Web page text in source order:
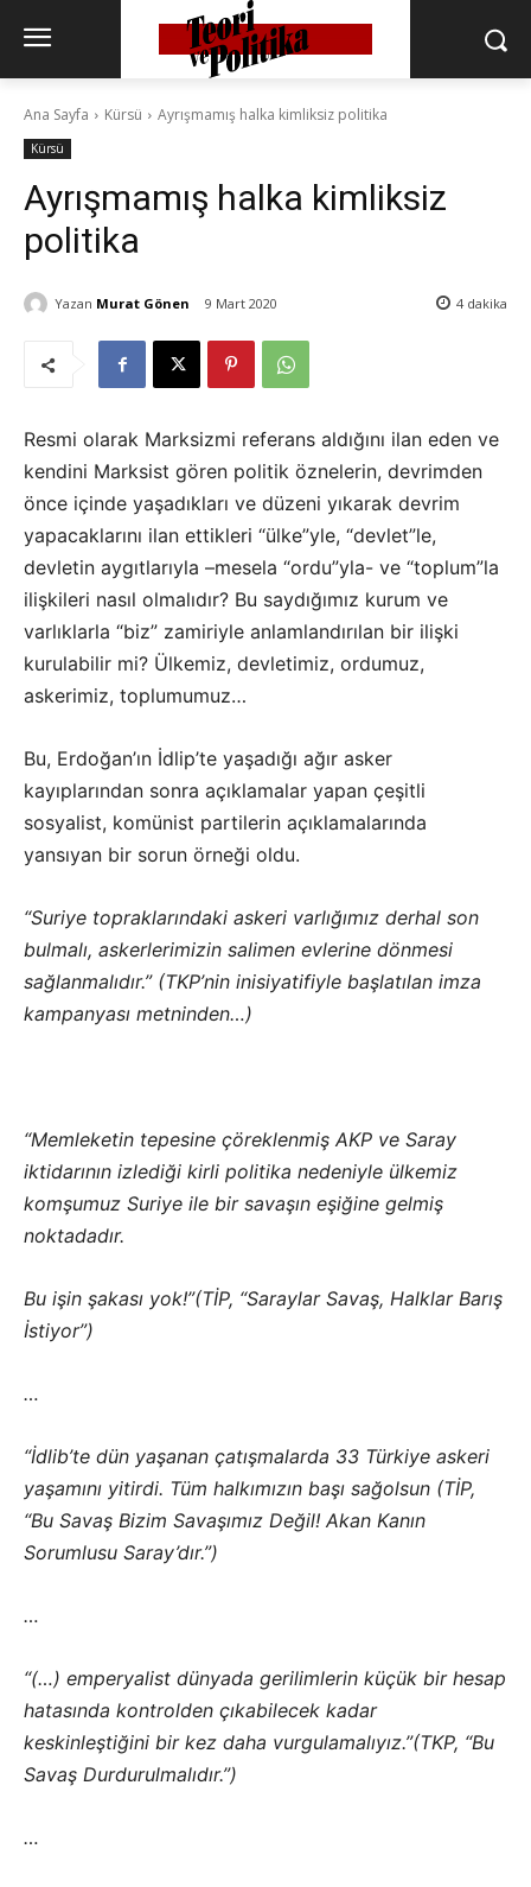
Ana Sayfa Kürsü Ayrışmamış halka kimliksiz politika
Kürsü
Ayrışmamış halka kimliksiz
politika
Yazan Murat Gönen 9 Mart 2020 4 dakika
Resmi olarak Marksizmi referans aldığını ilan eden ve
kendini Marksist gören politik öznelerin, devrimden
önce içinde yaşadıkları ve düzeni yıkarak devrim
yapacaklarını ilan ettikleri “ülke”yle, “devlet”le,
devletin aygıtlarıyla –mesela “ordu”yla- ve “toplum”la
ilişkileri nasıl olmalıdır? Bu saydığımız kurum ve
varlıklarla “biz” zamiriyle anlamlandırılan bir ilişki
kurulabilir mi? Ülkemiz, devletimiz, ordumuz,
askerimiz, toplumumuz…
Bu, Erdoğan’ın İdlip’te yaşadığı ağır asker
kayıplarından sonra açıklamalar yapan çeşitli
sosyalist, komünist partilerin açıklamalarında
yansıyan bir sorun örneği oldu.
“Suriye topraklarındaki askeri varlığımız derhal son
bulmalı, askerlerimizin salimen evlerine dönmesi
sağlanmalıdır.” (TKP’nin inisiyatifiyle başlatılan imza
kampanyası metninden…)
“Memleketin tepesine çöreklenmiş AKP ve Saray
iktidarının izlediği kirli politika nedeniyle ülkemiz
komşumuz Suriye ile bir savaşın eşiğine gelmiş
noktadadır.
Bu işin şakası yok!”(TİP, “Saraylar Savaş, Halklar Barış
İstiyor”)
…
“İdlib’te dün yaşanan çatışmalarda 33 Türkiye askeri
yaşamını yitirdi. Tüm halkımızın başı sağolsun (TİP,
“Bu Savaş Bizim Savaşımız Değil! Akan Kanın
Sorumlusu Saray’dır.”)
…
“(…) emperyalist dünyada gerilimlerin küçük bir hesap
hatasında kontrolden çıkabilecek kadar
keskinleştiğini bir kez daha vurgulamalıyız.”(TKP, “Bu
Savaş Durdurulmalıdır.”)
…